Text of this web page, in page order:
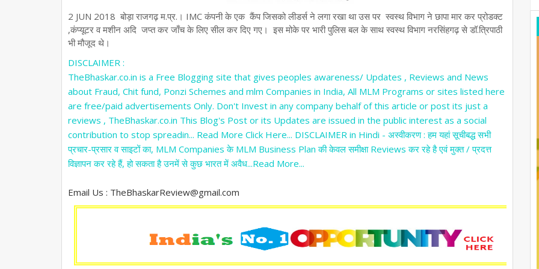
2 JUN 2018 बोड़ा राजगढ़ म.प्र.। IMC कंपनी के एक कैंप जिसको लीडर्स ने लगा रखा था उस पर स्वस्थ विभाग ने छापा मार कर प्रोडक्ट
,कंप्यूटर व मशीन अदि जप्त कर जाँच के लिए सील कर दिए गए। इस मोके पर भारी पुलिस बल के साथ स्वस्थ विभाग नरसिंहगढ़ से डॉ.त्रिपाठी
भी मौजूद थे।
DISCLAIMER :
TheBhaskar.co.in is a Free Blogging site that gives peoples awareness/ Updates , Reviews and News
about Fraud, Chit fund, Ponzi Schemes and mlm Companies in India, All MLM Programs or sites listed here
are free/paid advertisements Only. Don't Invest in any company behalf of this article or post its just a
reviews , TheBhaskar.co.in This Blog's Post or its Updates are issued in the public interest as a social
contribution to stop spreadin... Read More Click Here... DISCLAIMER in Hindi - अस्वीकरण : हम यहां सूचीबद्ध सभी
प्रचार-प्रसार व साइटों का, MLM Companies के MLM Business Plan की केवल समीक्षा Reviews कर रहे है एवं मुक्त / प्रदत्त
विज्ञापन कर रहे हैं, हो सकता है उनमें से कुछ भारत में अवैध...Read More...
Email Us : TheBhaskarReview@gmail.com